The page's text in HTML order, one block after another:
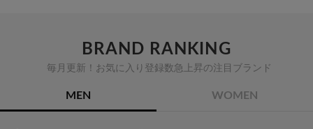
BRAND RANKING
毎月更新！お気に入り登録数急上昇の注目ブランド
MEN WOMEN